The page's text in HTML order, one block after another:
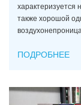
характеризуется
также хорошой
ПОДРОБНЕЕ